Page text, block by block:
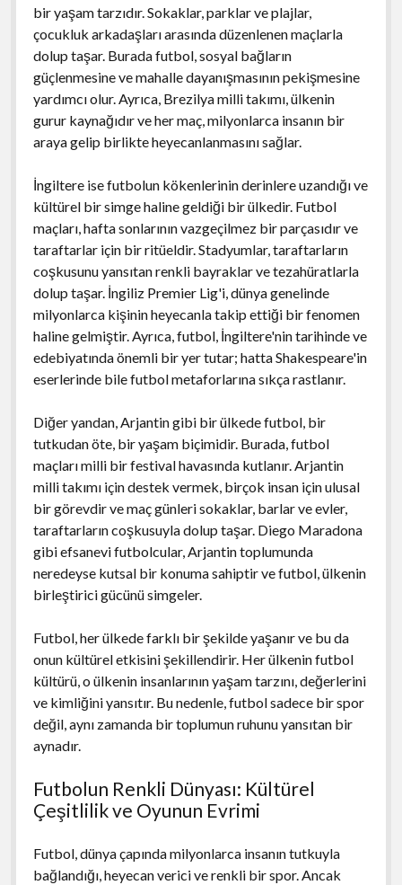
bir yaşam tarzıdır. Sokaklar, parklar ve plajlar,
çocukluk arkadaşları arasında düzenlenen maçlarla
dolup taşar. Burada futbol, sosyal bağların
güçlenmesine ve mahalle dayanışmasının pekişmesine
yardımcı olur. Ayrıca, Brezilya milli takımı, ülkenin
gurur kaynağıdır ve her maç, milyonlarca insanın bir
araya gelip birlikte heyecanlanmasını sağlar.
İngiltere ise futbolun kökenlerinin derinlere uzandığı ve
kültürel bir simge haline geldiği bir ülkedir. Futbol
maçları, hafta sonlarının vazgeçilmez bir parçasıdır ve
taraftarlar için bir ritüeldir. Stadyumlar, taraftarların
coşkusunu yansıtan renkli bayraklar ve tezahüratlarla
dolup taşar. İngiliz Premier Lig'i, dünya genelinde
milyonlarca kişinin heyecanla takip ettiği bir fenomen
haline gelmiştir. Ayrıca, futbol, İngiltere'nin tarihinde ve
edebiyatında önemli bir yer tutar; hatta Shakespeare'in
eserlerinde bile futbol metaforlarına sıkça rastlanır.
Diğer yandan, Arjantin gibi bir ülkede futbol, bir
tutkudan öte, bir yaşam biçimidir. Burada, futbol
maçları milli bir festival havasında kutlanır. Arjantin
milli takımı için destek vermek, birçok insan için ulusal
bir görevdir ve maç günleri sokaklar, barlar ve evler,
taraftarların coşkusuyla dolup taşar. Diego Maradona
gibi efsanevi futbolcular, Arjantin toplumunda
neredeyse kutsal bir konuma sahiptir ve futbol, ülkenin
birleştirici gücünü simgeler.
Futbol, her ülkede farklı bir şekilde yaşanır ve bu da
onun kültürel etkisini şekillendirir. Her ülkenin futbol
kültürü, o ülkenin insanlarının yaşam tarzını, değerlerini
ve kimliğini yansıtır. Bu nedenle, futbol sadece bir spor
değil, aynı zamanda bir toplumun ruhunu yansıtan bir
aynadır.
Futbolun Renkli Dünyası: Kültürel
Çeşitlilik ve Oyunun Evrimi
Futbol, dünya çapında milyonlarca insanın tutkuyla
bağlandığı, heyecan verici ve renkli bir spor. Ancak